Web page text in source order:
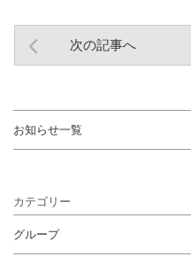
次の記事へ
お知らせ一覧
カテゴリー
グループ